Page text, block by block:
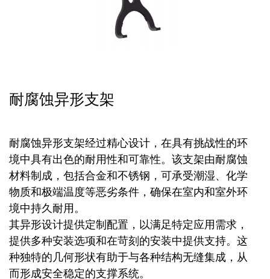
耐腐蚀异形支架
耐腐蚀异形支架经过精心设计，在具有挑战性的环
境中具有出色的耐用性和可靠性。该支架由耐腐蚀
材料制成，包括合金和不锈钢，可承受潮湿、化学
物质和极端温度等恶劣条件，确保在室内和室外环
境中持久耐用。
其异形设计提供定制配置，以满足特定应用需求，
提供多种安装选项和在苛刻的安装中提供支持。这
种独特的几何形状有助于与各种结构无缝集成，从
而形成安全稳定的支撑系统。